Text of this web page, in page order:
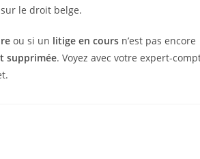
le droit belge.
ou si un litige en coursn’est pas encore
supprimée. Voyez avec votre expert-